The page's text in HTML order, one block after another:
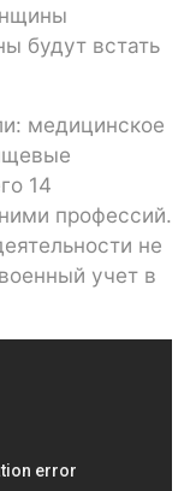
будут встать
медицинское
14
профессий.
не
учет в